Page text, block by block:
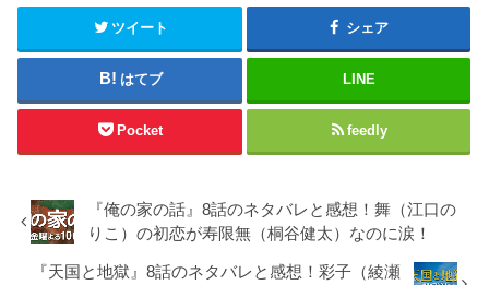
ツイート シェア
はてブ LINE
Pocket feedly
『俺の家の話』8話のネタバレと感想！舞（江口の
りこ）の初恋が寿限無（桐谷健太）なのに涙！
『天国と地獄』8話のネタバレと感想！彩子（綾瀬